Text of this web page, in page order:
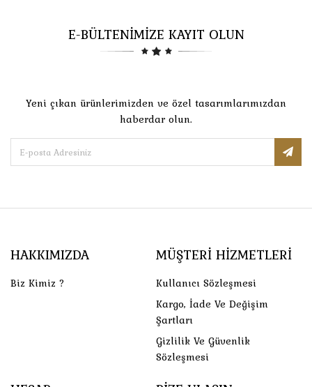
E-BÜLTENİMİZE KAYIT OLUN
Yeni çıkan ürünlerimizden ve özel tasarımlarımızdan
haberdar olun.
HAKKIMIZDA
Biz Kimiz ?
MÜŞTERI HIZMETLERI
Kullanıcı Sözleşmesi
Kargo, İade Ve Değişim
Şartları
Gizlilik Ve Güvenlik
Sözleşmesi